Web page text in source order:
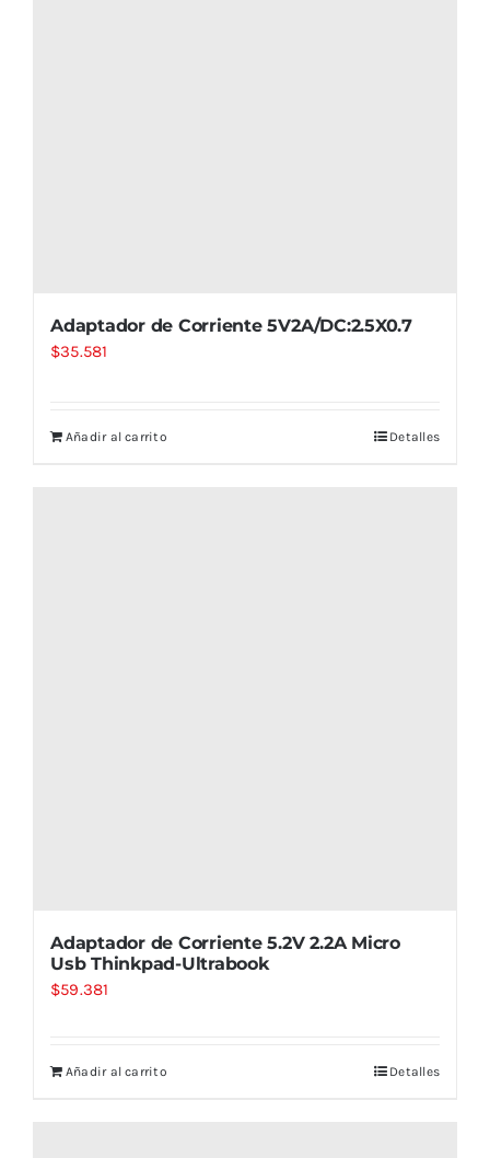
Adaptador de Corriente 5V2A/DC:2.5X0.7
$35.581
Añadir al carrito Detalles
Adaptador de Corriente 5.2V 2.2A Micro
Usb Thinkpad-Ultrabook
$59.381
Añadir al carrito Detalles